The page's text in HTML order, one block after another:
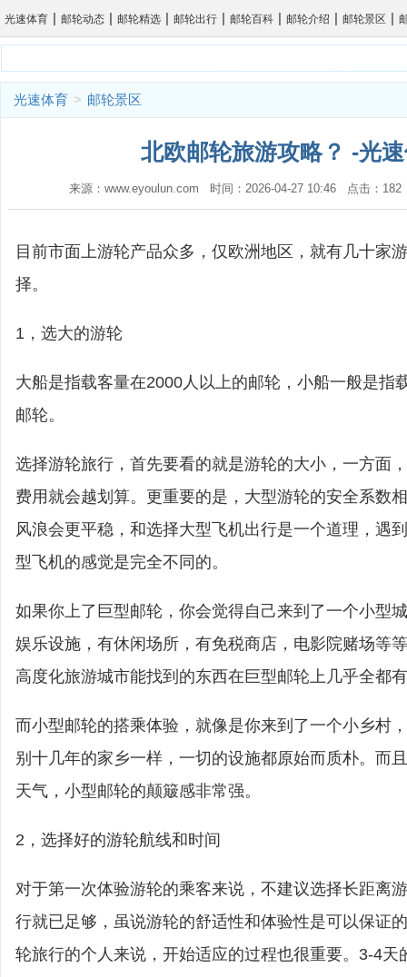
光速体育 | 邮轮动态 | 邮轮精选 | 邮轮出行 | 邮轮百科 | 邮轮介绍 | 邮轮景区 |
光速体育 > 邮轮景区
北欧邮轮旅游攻略？ -光
来源：www.eyoulun.com 时间：2026-04-27 10:46 点击：
目前市面上游轮产品众多，仅欧洲地区，就有几十家
择。
1，选大的游轮
大船是指载客量在2000人以上的邮轮，小船一般是指
邮轮。
选择游轮旅行，首先要看的就是游轮的大小，一方面
费用就会越划算。更重要的是，大型游轮的安全系数
风浪会更平稳，和选择大型飞机出行是一个道理，遇
型飞机的感觉是完全不同的。
如果你上了巨型邮轮，你会觉得自己来到了一个小型
娱乐设施，有休闲场所，有免税商店，电影院赌场等
高度化旅游城市能找到的东西在巨型邮轮上几乎全都
而小型邮轮的搭乘体验，就像是你来到了一个小乡村
别十几年的家乡一样，一切的设施都原始而质朴。而
天气，小型邮轮的颠簸感非常强。
2，选择好的游轮航线和时间
对于第一次体验游轮的乘客来说，不建议选择长距离
行就已足够，虽说游轮的舒适性和体验性是可以保证
轮旅行的个人来说，开始适应的过程也很重要。3-4天